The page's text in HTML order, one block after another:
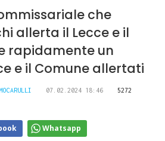
che
allerta il Lecce e il
rapidamente un
e il Comune allertati
07.02.2024 18:46
5272
Whatsapp